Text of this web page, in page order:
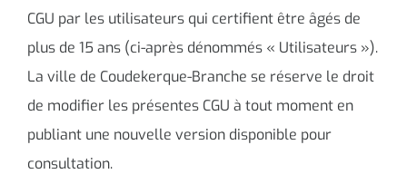
CGU par les utilisateurs qui certifient être âgés de
plus de 15 ans (ci-après dénommés « Utilisateurs »).
La ville de Coudekerque-Branche se réserve le droit
de modifier les présentes CGU à tout moment en
publiant une nouvelle version disponible pour
consultation.